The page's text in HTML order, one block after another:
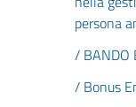
persona
/ BANDO
/ Bonus